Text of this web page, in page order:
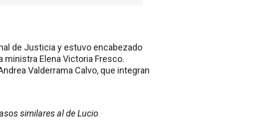
de Justicia y estuvo encabezado
ministra Elena Victoria Fresco.
Valderrama Calvo, que integran
similares al de Lucio